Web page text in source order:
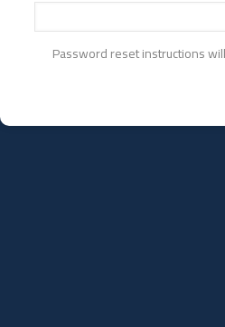
Password reset instructions